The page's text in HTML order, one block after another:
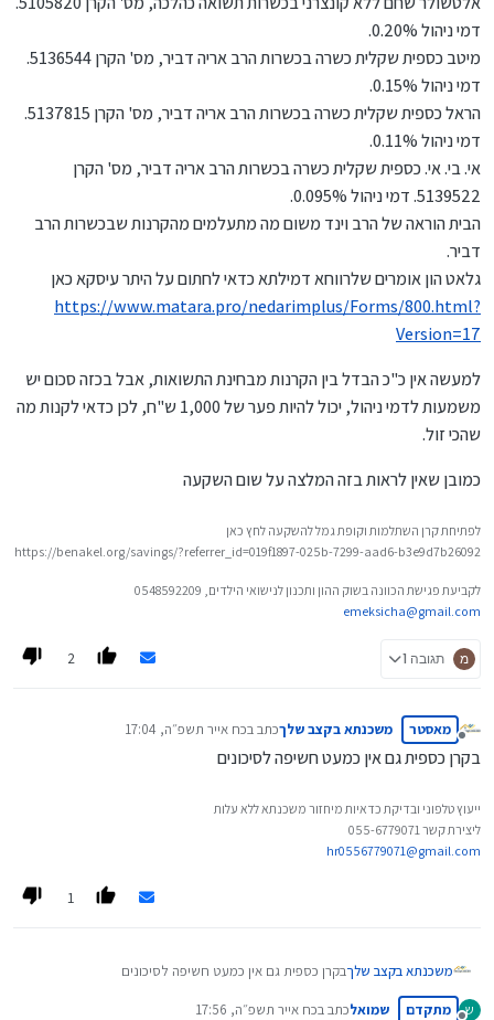
כספית זה אותו דבר? (שאלה של בור, ידועני...)דמי ניהול 0.20%.
מיטב כספית שקלית כשרה בכשרות הרב אריה דביר, מס' הקרן 5136544.
דמי ניהול 0.15%.
הראל כספית שקלית כשרה בכשרות הרב אריה דביר, מס' הקרן 5137815.
דמי ניהול 0.11%.
אי. בי. אי. כספית שקלית כשרה בכשרות הרב אריה דביר, מס' הקרן
5139522. דמי ניהול 0.095%.
הבית הוראה של הרב וינד משום מה מתעלמים מהקרנות שבכשרות הרב
דביר.
גלאט הון אומרים שלרווחא דמילתא כדאי לחתום על היתר עיסקא כאן
https://www.matara.pro/nedarimplus/Forms/800.html?
Version=17
למעשה אין כ"כ הבדל בין הקרנות מבחינת התשואות, אבל בכזה סכום יש
משמעות לדמי ניהול, יכול להיות פער של 1,000 ש"ח, לכן כדאי לקנות מה
שהכי זול.
כמובן שאין לראות בזה המלצה על שום השקעה
לפתיחת קרן השתלמות וקופת גמל להשקעה לחץ כאן
https://benakel.org/savings/?referrer_id=019f1897-025b-7299-aad6-b3e9d7b26092
לקביעת פגישת הכוונה בשוק ההון ותכנון לנישואי הילדים, 0548592209
emeksicha@gmail.com
מ תגובה 1 2
מנותק
מאסטר משכנתא בקצב שלךכתב בכח אייר תשפ״ה, 17:04
נערך לאחרונה על ידי
בקרן כספית גם אין כמעט חשיפה לסיכונים
ייעוץ טלפוני ובדיקת כדאיות מיחזור משכנתא ללא עלות
ליצירת קשר 055-6779071
hr0556779071@gmail.com
1
משכנתא בקצב שלךבקרן כספית גם אין כמעט חשיפה לסיכונים
ש מתקדם שמואלכתב בכח אייר תשפ״ה, 17:56